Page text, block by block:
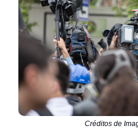
Créditos de